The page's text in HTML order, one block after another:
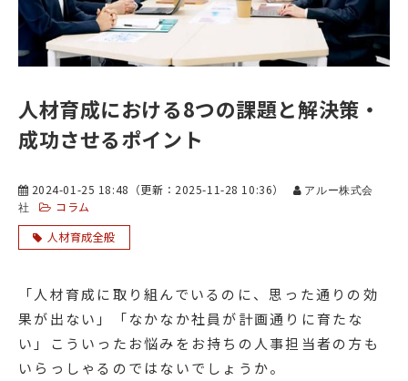
人材育成における8つの課題と解決策・
成功させるポイント
2024-01-25 18:48 （更新： 2025-11-28 10:36）
アルー株式会
社
コラム
人材育成全般
「人材育成に取り組んでいるのに、思った通りの効
果が出ない」「なかなか社員が計画通りに育たな
い」こういったお悩みをお持ちの人事担当者の方も
いらっしゃるのではないでしょうか。